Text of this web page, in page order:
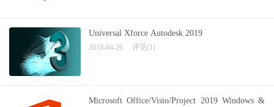
Universal Xforce Autodesk 2019
2018-04-26 评论(1)
Microsoft Office/Visio/Project 2019 Windows &